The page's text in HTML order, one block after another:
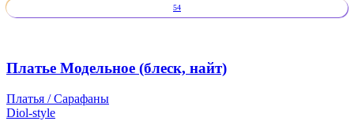
54
Платье Модельное (блеск, найт)
Платья / Сарафаны
Diol-style